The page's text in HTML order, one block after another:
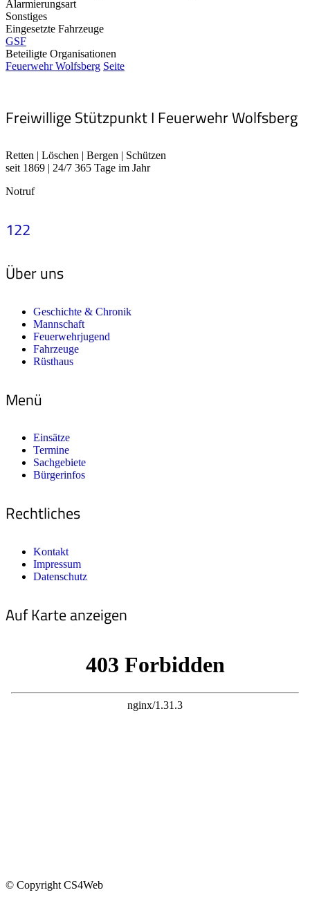
Alarmierungsart
Sonstiges
Eingesetzte Fahrzeuge
GSF
Beteiligte Organisationen
Feuerwehr Wolfsberg Seite
Freiwillige Stützpunkt I Feuerwehr Wolfsberg
Retten | Löschen | Bergen | Schützen
seit 1869 | 24/7 365 Tage im Jahr
Notruf
122
Über uns
Geschichte & Chronik
Mannschaft
Feuerwehrjugend
Fahrzeuge
Rüsthaus
Menü
Einsätze
Termine
Sachgebiete
Bürgerinfos
Rechtliches
Kontakt
Impressum
Datenschutz
Auf Karte anzeigen
© Copyright CS4Web